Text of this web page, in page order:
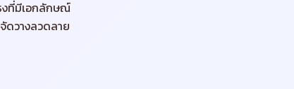
งที่มีเอกลักษณ์
ดวางลวดลาย